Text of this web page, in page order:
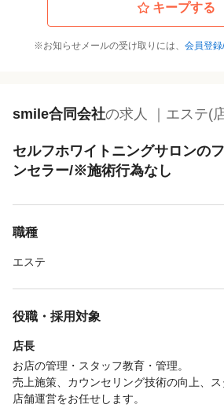
キープする
※お知らせメールの受け取りには、 会員登
smile合同会社の求人 ｜エステ(店
セルフホワイトニングサロンの
ンセラー/※施術行為なし
職種
エステ
役職・採用対象
店長
お店の管理・スタッフ教育・管理。
売上施策、カウンセリング技術の向上、
店舗運営をお任せします。